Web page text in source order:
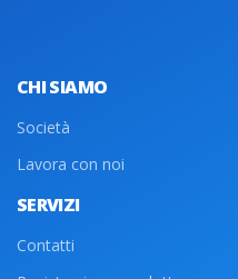
CHI SIAMO
Società
Lavora con noi
SERVIZI
Contatti